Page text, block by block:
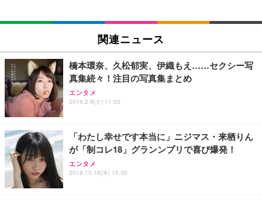
SIHOO B100 オフィスチェア／デスクチェア メッシ
ュチェア 人間工学 疲れない ブラック
￥27,999
Sezlife オフィスチェア デスクチェア 疲れない テレ
ワーク チェア 強化バックレスト 30度ロッキング機
能 人間工学 椅子 腰サポート 90度跳ね上げ式アーム
務用 おしゃれ パソコンチェア (ブラック)
Sezlife オフィスチェア デスクチェア 疲れない テレ
ワーク チェア 強化バックレスト 30度ロッキング機
能 人間工学 椅子 腰サポート 90度跳ね上げ式アーム
EIZO ビジネス向けプレミアムモニター | FlexScan
￥109,572
【純正品】27"ゲーミングモニター DualSense 充電
フック付き（CFI-ZDM1J）
【整備済み品】Dell E2724HS 27インチ 液晶モニタ
ー フルHD（1920×1080）VA 非光沢 HDMI/DisplayP
ort/VGA スピーカー内蔵 高さ調整 スイベル VESA対
Amazonベーシック ペットシーツ 厚型 ワイド 42枚
x2袋(84枚) ホワイト(吸収面:ライトブルー)
￥3,234
ネオ・ルーライフ ネオ・オムツ L 中型犬用 26枚入
り 単品
Smart Basic(スマートベーシック) 【Amazon.co.jp
限定】 Smart Basic アイリスオーヤマ ペットシーツ
超厚型 お徳用 ワイド 100枚入 (x 1) (ケース販売)
関連ニュース
橋本環奈、久松郁実、伊織もえ……セクシー写
真集続々！注目の写真集まとめ
エンタメ
2019.2.9(土) 11:00
「わたし幸せです本当に」ニジマス・来栖りん
が「制コレ18」グランンプリで喜び爆発！
エンタメ
2018.10.18(木) 15:30